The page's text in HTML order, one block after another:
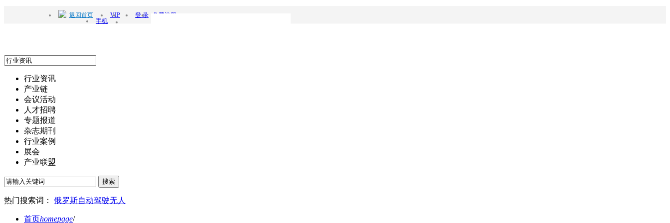
返回首页
手机
VIP 登 录 免费注册
行业资讯
产业链
会议活动
人才招聘
专题报道
杂志期刊
行业案例
展会
产业联盟
搜索
热门搜索词： 俄罗斯自动驾驶无人
首页homepage/